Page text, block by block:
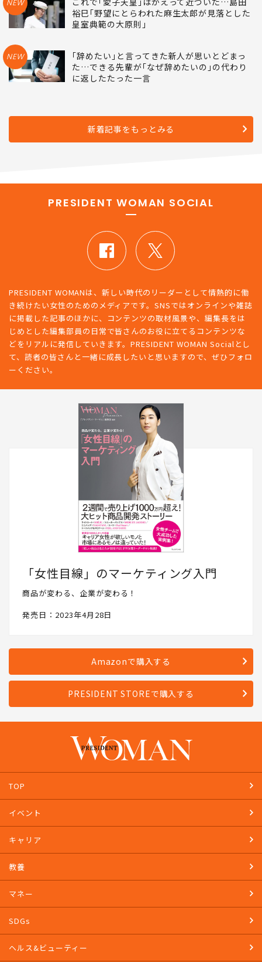
NEW
裕巳｢野望にとらわれた麻生太郎が見落とした
皇室典範の大原則｣
NEW
｢辞めたい｣と言ってきた新人が思いとどまっ
た…できる先輩が｢なぜ辞めたいの｣の代わり
に返したたった一言
新着記事をもっとみる
PRESIDENT WOMAN SOCIAL
PRESIDENT WOMANは、新しい時代のリーダーとして情熱的に働
き続けたい女性のためのメディアです。SNSではオンラインや雑誌
に掲載した記事のほかに、コンテンツの取材風景や、編集長をは
じめとした編集部員の日常で皆さんのお役に立てるコンテンツな
どをリアルに発信していきます。PRESIDENT WOMAN Socialとし
て、読者の皆さんと一緒に成長したいと思いますので、ぜひフォロ
ーください。
「女性目線」のマーケティング入門
商品が変わる、企業が変わる！
発売日：2023年4月28日
Amazonで購入する
PRESIDENT STOREで購入する
TOP
イベント
キャリア
教養
マネー
SDGs
ヘルス&ビューティー